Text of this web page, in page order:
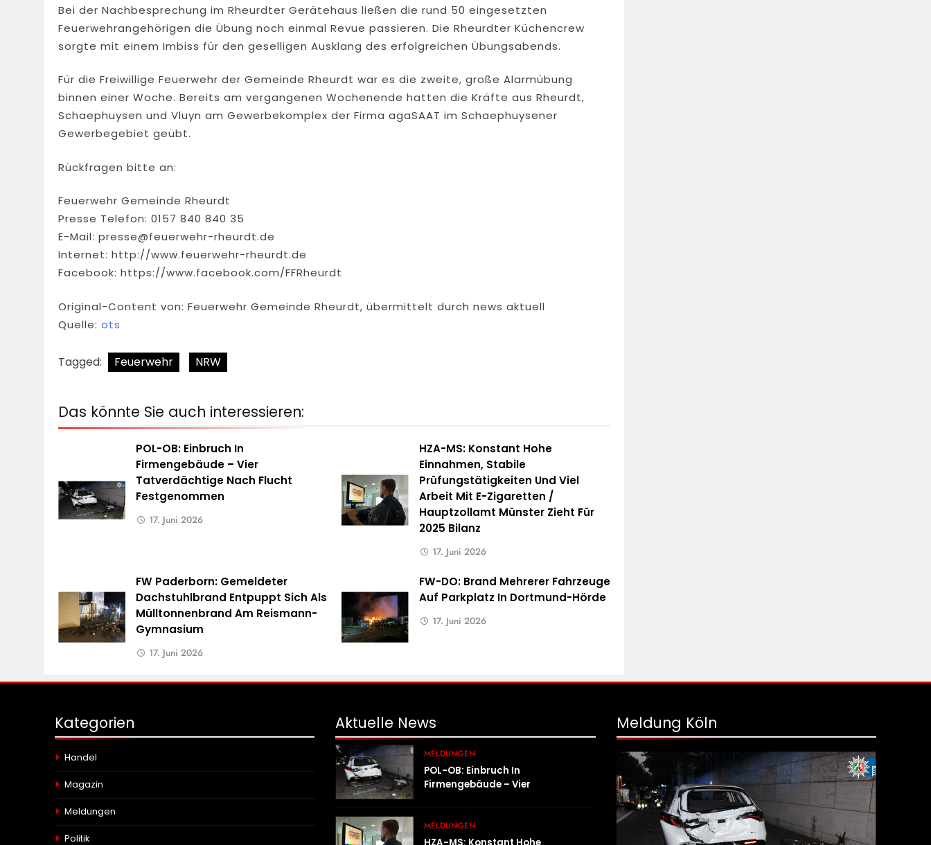
Bei der Nachbesprechung im Rheurdter Gerätehaus ließen die rund 50 eingesetzten
Feuerwehrangehörigen die Übung noch einmal Revue passieren. Die Rheurdter Küchencrew
sorgte mit einem Imbiss für den geselligen Ausklang des erfolgreichen Übungsabends.
Für die Freiwillige Feuerwehr der Gemeinde Rheurdt war es die zweite, große Alarmübung
binnen einer Woche. Bereits am vergangenen Wochenende hatten die Kräfte aus Rheurdt,
Schaephuysen und Vluyn am Gewerbekomplex der Firma agaSAAT im Schaephuysener
Gewerbegebiet geübt.
Rückfragen bitte an:
Feuerwehr Gemeinde Rheurdt
Presse Telefon: 0157 840 840 35
E-Mail: presse@feuerwehr-rheurdt.de
Internet: http://www.feuerwehr-rheurdt.de
Facebook: https://www.facebook.com/FFRheurdt
Original-Content von: Feuerwehr Gemeinde Rheurdt, übermittelt durch news aktuell
Quelle: ots
Tagged: Feuerwehr NRW
Das könnte Sie auch interessieren:
POL-OB: Einbruch In
Firmengebäude – Vier
Tatverdächtige Nach Flucht
Festgenommen
17. Juni 2026
HZA-MS: Konstant Hohe
Einnahmen, Stabile
Prüfungstätigkeiten Und Viel
Arbeit Mit E-Zigaretten /
Hauptzollamt Münster Zieht Für
2025 Bilanz
17. Juni 2026
FW Paderborn: Gemeldeter
Dachstuhlbrand Entpuppt Sich Als
Mülltonnenbrand Am Reismann-
Gymnasium
17. Juni 2026
FW-DO: Brand Mehrerer Fahrzeuge
Auf Parkplatz In Dortmund-Hörde
17. Juni 2026
Kategorien
Handel
Magazin
Meldungen
Politik
Aktuelle News
MELDUNGEN
POL-OB: Einbruch In
Firmengebäude – Vier
Festgenommen
MELDUNGEN
Meldung Köln